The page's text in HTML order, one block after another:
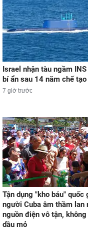
Israel nhận tàu ngầm
bí ẩn sau 14 năm chế tạo
7 giờ trước
Tận dụng "kho báu" quốc
người Cuba âm thầm lan
nguồn điện vô tận,
dầu mỏ